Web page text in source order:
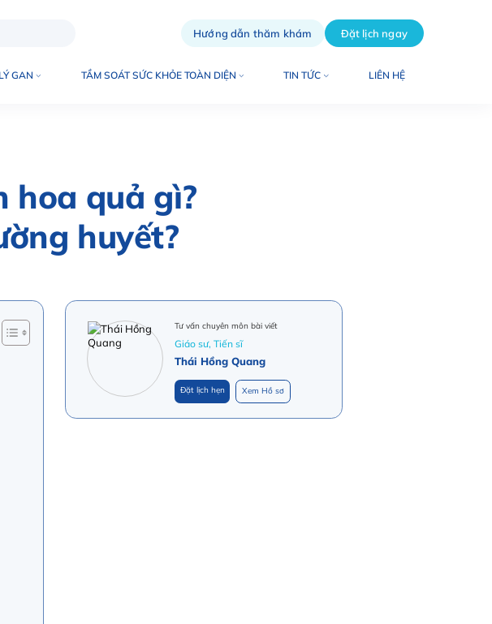
Hướng dẫn thăm khám Đặt lịch ngay
GAN TẦM SOÁT SỨC KHỎE TOÀN DIỆN TIN TỨC LIÊN HỆ
hoa quả gì?
huyết?
Tư vấn chuyên môn bài viết
Giáo sư, Tiến sĩ
Thái Hồng Quang
Đặt lịch hẹn Xem Hồ sơ